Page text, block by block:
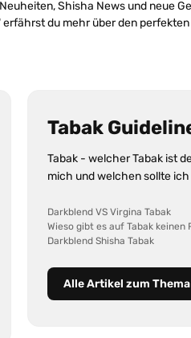
Shisha News und neue
du mehr über den
Tabak
Tabak - welcher Tabak ist
mich und welchen sollte
Darkblend VS Virgina Tabak
Wieso gibt es auf Tabak keinen
Darkblend Shisha Tabak
Alle Artikel zum Thema